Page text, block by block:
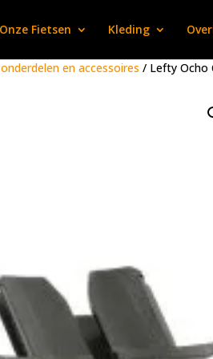
Onze Fietsen Kleding
en accessoires / Lefty Ocho